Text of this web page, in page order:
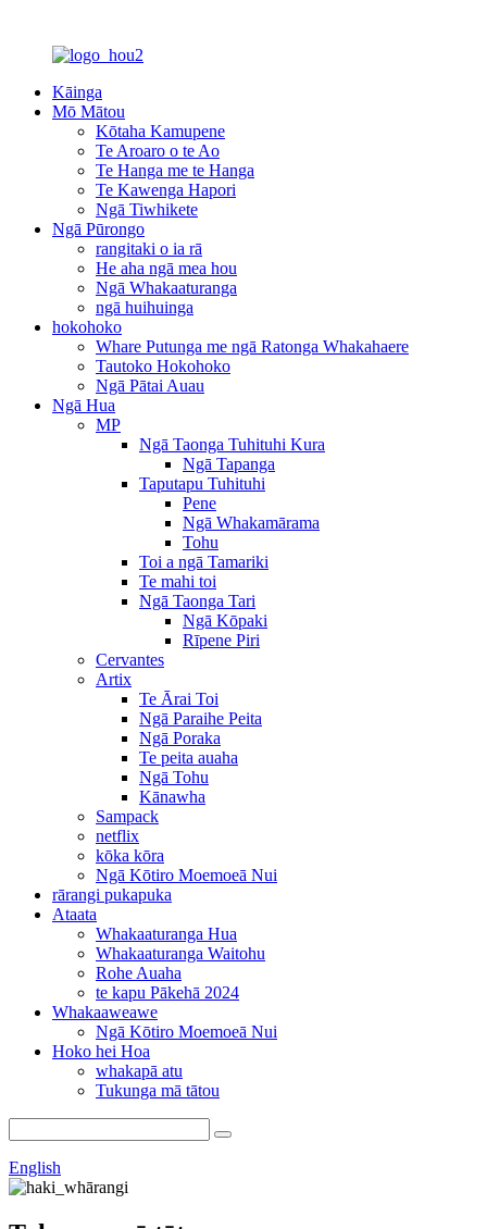
Kāinga
Mō Mātou
Kōtaha Kamupene
Te Aroaro o te Ao
Te Hanga me te Hanga
Te Kawenga Hapori
Ngā Tiwhikete
Ngā Pūrongo
rangitaki o ia rā
He aha ngā mea hou
Ngā Whakaaturanga
ngā huihuinga
hokohoko
Whare Putunga me ngā Ratonga Whakahaere
Tautoko Hokohoko
Ngā Pātai Auau
Ngā Hua
MP
Ngā Taonga Tuhituhi Kura
Ngā Tapanga
Taputapu Tuhituhi
Pene
Ngā Whakamārama
Tohu
Toi a ngā Tamariki
Te mahi toi
Ngā Taonga Tari
Ngā Kōpaki
Rīpene Piri
Cervantes
Artix
Te Ārai Toi
Ngā Paraihe Peita
Ngā Poraka
Te peita auaha
Ngā Tohu
Kānawha
Sampack
netflix
kōka kōra
Ngā Kōtiro Moemoeā Nui
rārangi pukapuka
Ataata
Whakaaturanga Hua
Whakaaturanga Waitohu
Rohe Auaha
te kapu Pākehā 2024
Whakaaweawe
Ngā Kōtiro Moemoeā Nui
Hoko hei Hoa
whakapā atu
Tukunga mā tātou
English